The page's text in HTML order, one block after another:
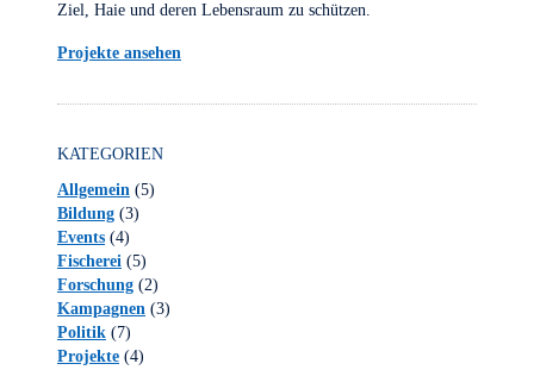
Ziel, Haie und deren Lebensraum zu schützen.
Projekte ansehen
KATEGORIEN
Allgemein (5)
Bildung (3)
Events (4)
Fischerei (5)
Forschung (2)
Kampagnen (3)
Politik (7)
Projekte (4)